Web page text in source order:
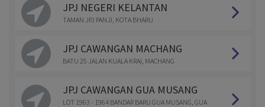
JPJ NEGERI KELANTAN
TAMAN JPJ PANJI, KOTA BHARU
JPJ CAWANGAN MACHANG
BATU 25 JALAN KUALA KRAI, MACHANG
JPJ CAWANGAN GUA MUSANG
LOT 1963 - 1964 BANDAR BARU GUA MUSANG, GUA